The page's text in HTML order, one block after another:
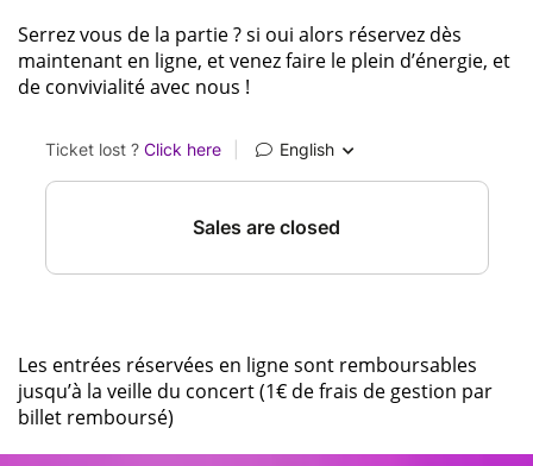
Serrez vous de la partie ? si oui alors réservez dès
maintenant en ligne, et venez faire le plein d’énergie, et
de convivialité avec nous !
Les entrées réservées en ligne sont remboursables
jusqu’à la veille du concert (1€ de frais de gestion par
billet remboursé)